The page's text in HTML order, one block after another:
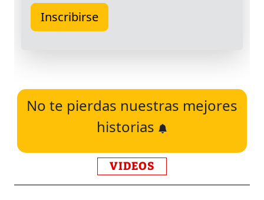
No te pierdas nuestras mejores
historias
VIDEOS